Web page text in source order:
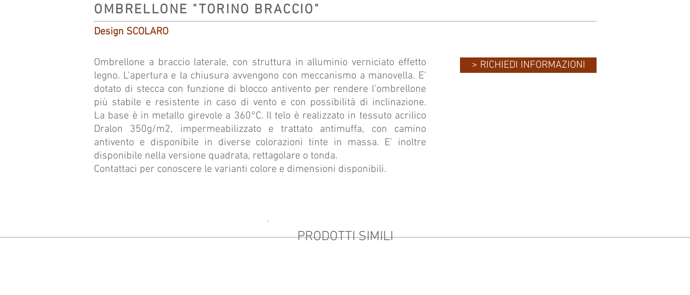
OMBRELLONE "TORINO BRACCIO"
Design SCOLARO
Ombrellone a braccio laterale, con struttura in alluminio verniciato effetto
legno. L'apertura e la chiusura avvengono con meccanismo a manovella. E'
dotato di stecca con funzione di blocco antivento per rendere l’ombrellone
più stabile e resistente in caso di vento e con possibilità di inclinazione.
La base è in metallo girevole a 360°C. Il telo è realizzato in tessuto acrilico
Dralon 350g/m2, impermeabilizzato e trattato antimuffa, con camino
antivento e disponibile in diverse colorazioni tinte in massa. E' inoltre
disponibile nella versione quadrata, rettagolare o tonda.
Contattaci per conoscere le varianti colore e dimensioni disponibili.
> RICHIEDI INFORMAZIONI
PRODOTTI SIMILI